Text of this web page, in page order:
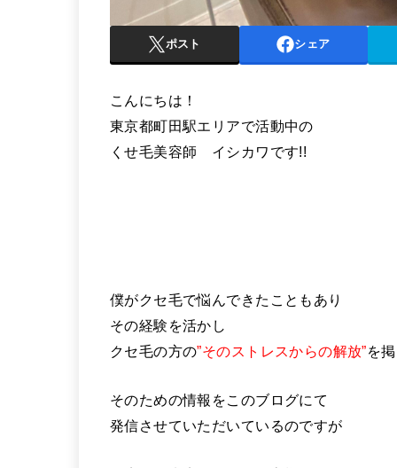
ポスト シェア
こんにちは！
東京都町田駅エリアで活動中の
くせ毛美容師 イシカワです!!
僕がクセ毛で悩んできたこともあり
その経験を活かし
クセ毛の方の”そのストレスからの解放”を
そのための情報をこのブログにて
発信させていただいているのですが